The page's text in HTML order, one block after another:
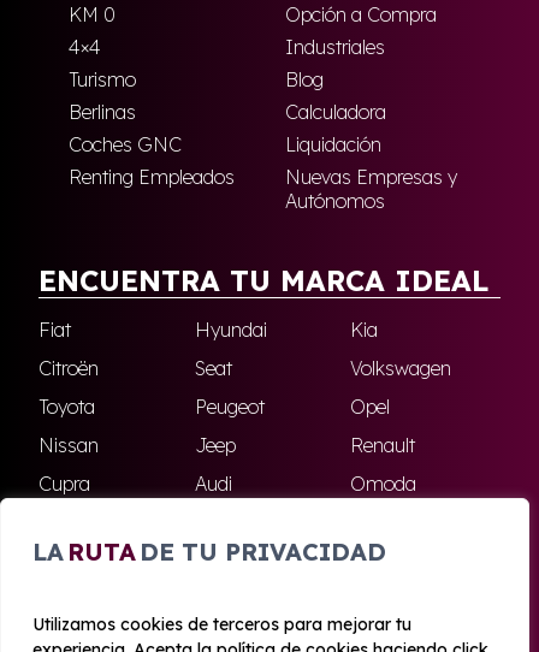
LA RUTA DE TU PRIVACIDAD
Utilizamos cookies de terceros para mejorar tu
KM 0
Opción a Compra
4×4
Industriales
Turismo
Blog
Berlinas
Calculadora
Coches GNC
Liquidación
Renting Empleados
Nuevas Empresas y
Autónomos
ENCUENTRA TU MARCA IDEAL
Fiat Hyundai
Kia
Citroën
Seat
Volkswagen
Toyota
Peugeot
Opel
Nissan
Jeep
Renault
Cupra
Audi
Omoda
Skoda
Ford Todas las marcas